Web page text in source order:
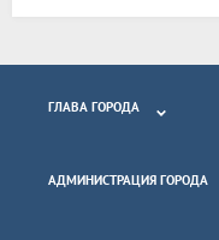
ГЛАВА ГОРОДА
АДМИНИСТРАЦИЯ ГОРОДА